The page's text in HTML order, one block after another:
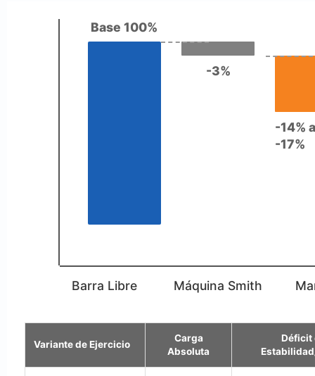
Base 100%
-3%
-14%
-17%
Barra Libre Máquina Smith
Variante de Ejercicio
Carga
Absoluta
Déficit